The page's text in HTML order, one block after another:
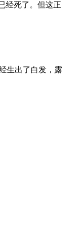
经死了。但这正
生出了白发，露